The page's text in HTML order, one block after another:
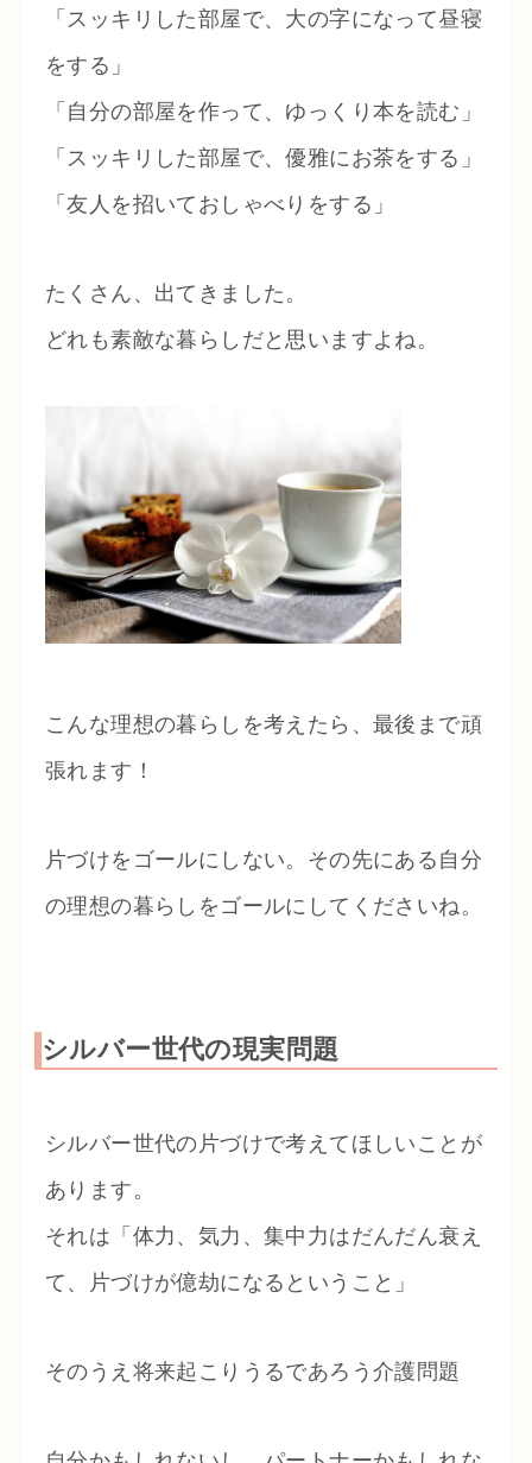
「スッキリした部屋で、大の字になって昼寝
をする」
「自分の部屋を作って、ゆっくり本を読む」
「スッキリした部屋で、優雅にお茶をする」
「友人を招いておしゃべりをする」
たくさん、出てきました。
どれも素敵な暮らしだと思いますよね。
こんな理想の暮らしを考えたら、最後まで頑
張れます！
片づけをゴールにしない。その先にある自分
の理想の暮らしをゴールにしてくださいね。
シルバー世代の現実問題
シルバー世代の片づけで考えてほしいことが
あります。
それは「体力、気力、集中力はだんだん衰え
て、片づけが億劫になるということ」
そのうえ将来起こりうるであろう介護問題